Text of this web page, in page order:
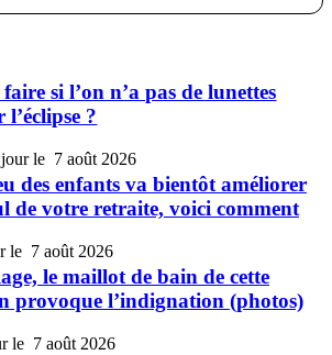
si l’on n’a pas de lunettes
l’éclipse ?
7 août 2026
des enfants va bientôt améliorer
de votre retraite, voici comment
7 août 2026
le maillot de bain de cette
provoque l’indignation (photos)
7 août 2026